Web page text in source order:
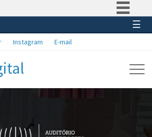
Simplifique!
Acesso à informação
☰
Instagram E-mail